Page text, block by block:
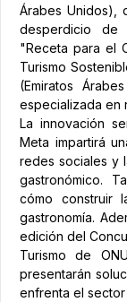
Árabes Unidos),
desperdicio de
"Receta para el
Turismo
(Emiratos
especializada en
La innovación
Meta impartirá
redes sociales y
gastronómico.
cómo construir
gastronomía.
edición del
Turismo de
presentarán
enfrenta el